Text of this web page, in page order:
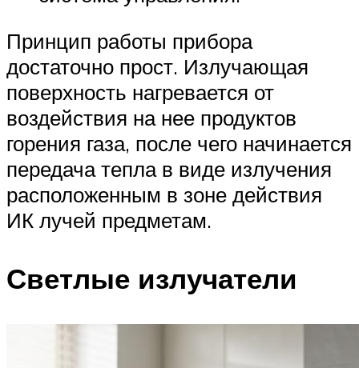
Принцип работы прибора
достаточно прост. Излучающая
поверхность нагревается от
воздействия на нее продуктов
горения газа, после чего начинается
передача тепла в виде излучения
расположенным в зоне действия
ИК лучей предметам.
Светлые излучатели